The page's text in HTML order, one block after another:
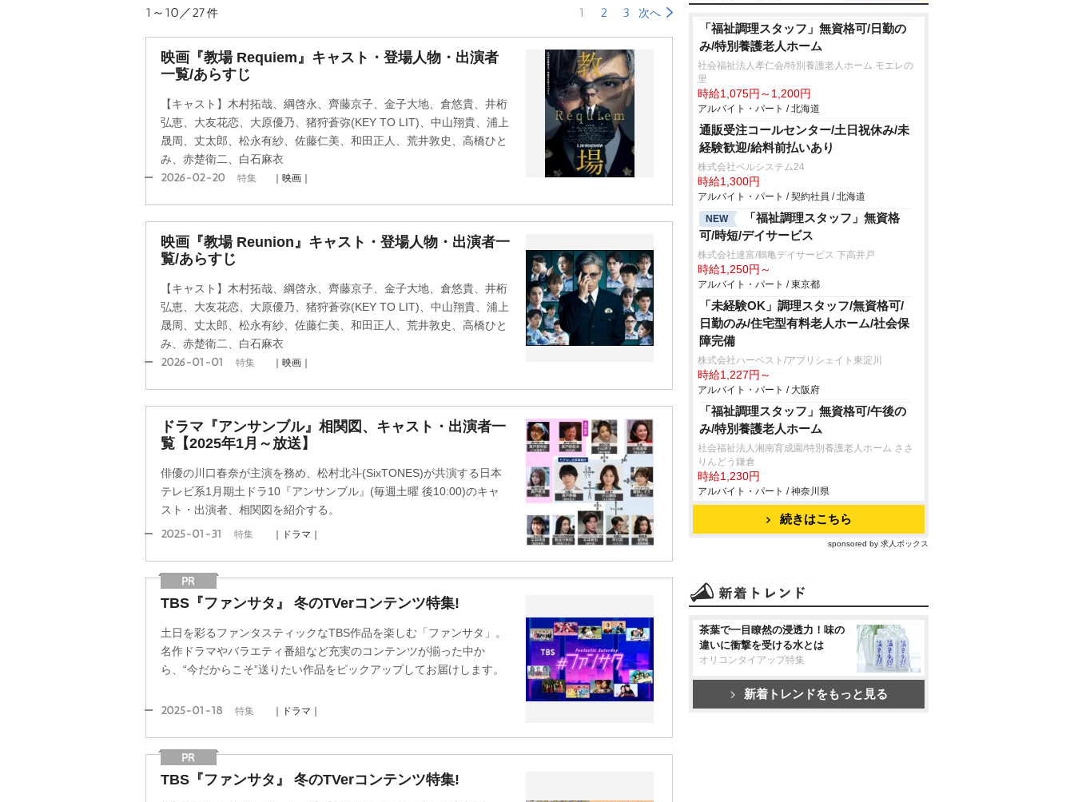
1～10／27件 1 2 3 次へ
映画『教場 Requiem』キャスト・登場人物・出演者
一覧/あらすじ
【キャスト】木村拓哉、綱啓永、齊藤京子、金子大地、倉悠貴、井桁
弘恵、大友花恋、大原優乃、猪狩蒼弥(KEY TO LIT)、中山翔貴、浦上
晟周、丈太郎、松永有紗、佐藤仁美、和田正人、荒井敦史、高橋ひと
み、赤楚衛二、白石麻衣
2026-02-20 特集 ｜映画｜
映画『教場 Reunion』キャスト・登場人物・出演者一
覧/あらすじ
【キャスト】木村拓哉、綱啓永、齊藤京子、金子大地、倉悠貴、井桁
弘恵、大友花恋、大原優乃、猪狩蒼弥(KEY TO LIT)、中山翔貴、浦上
晟周、丈太郎、松永有紗、佐藤仁美、和田正人、荒井敦史、高橋ひと
み、赤楚衛二、白石麻衣
2026-01-01 特集 ｜映画｜
ドラマ『アンサンブル』相関図、キャスト・出演者一
覧【2025年1月～放送】
俳優の川口春奈が主演を務め、松村北斗(SixTONES)が共演する日本
テレビ系1月期土ドラ10『アンサンブル』(毎週土曜 後10:00)のキャ
スト・出演者、相関図を紹介する。
2025-01-31 特集 ｜ドラマ｜
TBS『ファンサタ』 冬のTVerコンテンツ特集!
土日を彩るファンタスティックなTBS作品を楽しむ「ファンサタ」。
名作ドラマやバラエティ番組など充実のコンテンツが揃った中か
ら、“今だからこそ”送りたい作品をピックアップしてお届けします。
2025-01-18 特集 ｜ドラマ｜
TBS『ファンサタ』 冬のTVerコンテンツ特集!
「福祉調理スタッフ」無資格可/日勤の
み/特別養護老人ホーム
社会福祉法人孝仁会/特別養護老人ホーム モエレの
里
時給1,075円～1,200円
アルバイト・パート / 北海道
通販受注コールセンター/土日祝休み/未
経験歓迎/給料前払いあり
株式会社ベルシステム24
時給1,300円
アルバイト・パート / 契約社員 / 北海道
NEW
「福祉調理スタッフ」無資格
可/時短/デイサービス
株式会社達富/鶴亀デイサービス 下高井戸
時給1,250円～
アルバイト・パート / 東京都
「未経験OK」調理スタッフ/無資格可/
日勤のみ/住宅型有料老人ホーム/社会保
障完備
株式会社ハーベスト/アプリシェイト東淀川
時給1,227円～
アルバイト・パート / 大阪府
「福祉調理スタッフ」無資格可/午後の
み/特別養護老人ホーム
社会福祉法人湘南育成園/特別養護老人ホーム ささ
りんどう鎌倉
時給1,230円
アルバイト・パート / 神奈川県
続きはこちら
sponsored by 求人ボックス
茶葉で一目瞭然の浸透力！味の
違いに衝撃を受ける水とは
オリコンタイアップ特集
新着トレンドをもっと見る